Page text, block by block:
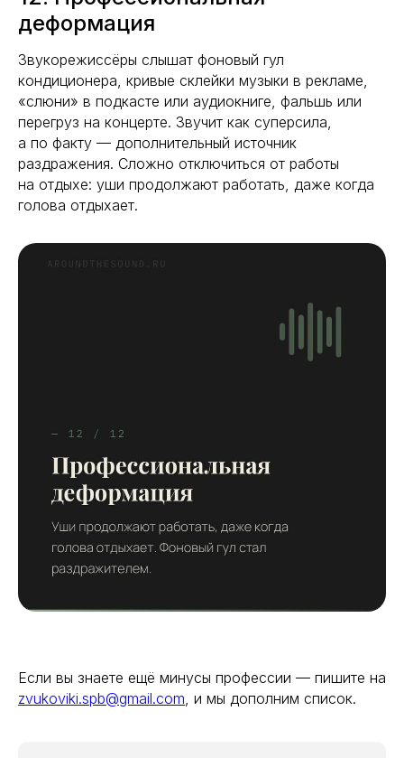
деформация
Звукорежиссёры слышат фоновый гул
кондиционера, кривые склейки музыки в рекламе,
«слюни» в подкасте или аудиокниге, фальшь или
перегруз на концерте. Звучит как суперсила,
а по факту — дополнительный источник
раздражения. Сложно отключиться от работы
на отдыхе: уши продолжают работать, даже когда
голова отдыхает.
Если вы знаете ещё минусы профессии — пишите на
zvukoviki.spb@gmail.com , и мы дополним список.